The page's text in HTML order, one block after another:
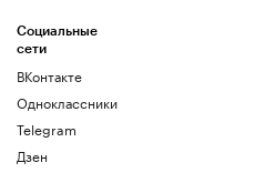
Социальные
сети
ВКонтакте
Одноклассники
Telegram
Дзен